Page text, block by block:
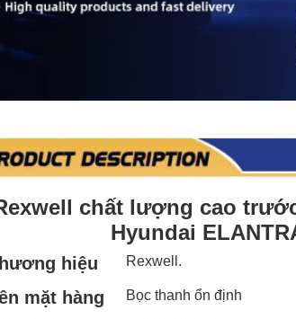
chất lượng cao
Hyundai
hiệu Rexwell.
mặt hàng Bọc thanh ổn định